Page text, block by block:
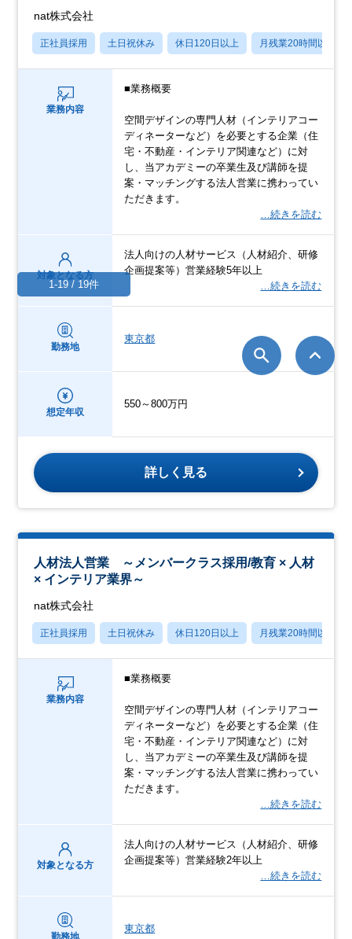
nat株式会社
正社員採用 土日祝休み 休日120日以上 月残業20時間以内
業務内容
■業務概要
空間デザインの専門人材（インテリアコー
ディネーターなど）を必要とする企業（住
宅・不動産・インテリア関連など）に対
し、当アカデミーの卒業生及び講師を提
案・マッチングする法人営業に携わってい
ただきます。
…続きを読む
対象となる方
法人向けの人材サービス（人材紹介、研修
企画提案等）営業経験5年以上
…続きを読む
勤務地
東京都
想定年収
550～800万円
詳しく見る
人材法人営業 ～メンバークラス採用/教育 × 人材
× インテリア業界～
nat株式会社
正社員採用 土日祝休み 休日120日以上 月残業20時間以内
業務内容
■業務概要
空間デザインの専門人材（インテリアコー
ディネーターなど）を必要とする企業（住
宅・不動産・インテリア関連など）に対
し、当アカデミーの卒業生及び講師を提
案・マッチングする法人営業に携わってい
ただきます。
…続きを読む
対象となる方
法人向けの人材サービス（人材紹介、研修
企画提案等）営業経験2年以上
…続きを読む
勤務地
東京都
1-19 / 19件